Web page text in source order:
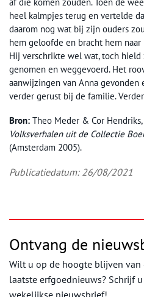
heel kalmpjes terug en vertelde
daarom nog wat bij zijn ouders
hem geloofde en bracht hem
Hij verschrikte wel wat, toch
genomen en weggevoerd. Het
aanwijzingen van Anna
verder gerust bij de familie.
Bron: Theo Meder & Cor Hendriks,
Volksverhalen uit de Collectie
(Amsterdam 2005).
Publicatiedatum: 26/08/2021
Ontvang de
Wilt u op de hoogte blijven
laatste erfgoednieuws? Schrijf